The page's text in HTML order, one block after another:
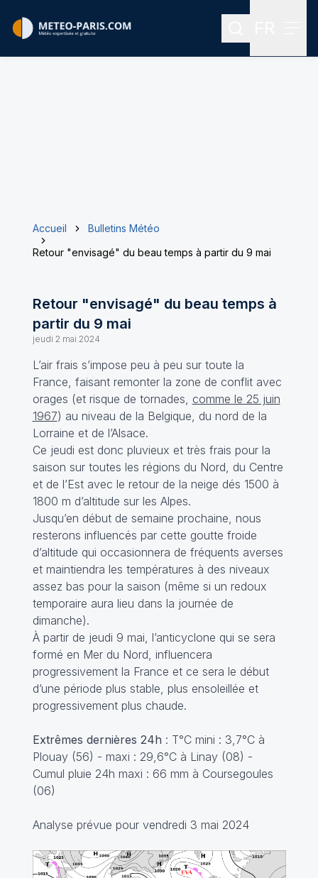
Rechercher
Accueil
Bulletins Météo
Retour "envisagé" du beau temps à partir du 9 mai
Retour "envisagé" du beau temps à
partir du 9 mai
jeudi 2 mai 2024
L’air frais s’impose peu à peu sur toute la
France, faisant remonter la zone de conflit avec
orages (et risque de tornades, comme le 25 juin
1967) au niveau de la Belgique, du nord de la
Lorraine et de l’Alsace.
Ce jeudi est donc pluvieux et très frais pour la
saison sur toutes les régions du Nord, du Centre
et de l’Est avec le retour de la neige dés 1500 à
1800 m d’altitude sur les Alpes.
Jusqu’en début de semaine prochaine, nous
resterons influencés par cette goutte froide
d’altitude qui occasionnera de fréquents averses
et maintiendra les températures à des niveaux
assez bas pour la saison (même si un redoux
temporaire aura lieu dans la journée de
dimanche).
À partir de jeudi 9 mai, l’anticyclone qui se sera
formé en Mer du Nord, influencera
progressivement la France et ce sera le début
d’une période plus stable, plus ensoleillée et
progressivement plus chaude.
Extrêmes dernières 24h : T°C mini : 3,7°C à
Plouay (56) - maxi : 29,6°C à Linay (08) -
Cumul pluie 24h maxi : 66 mm à Coursegoules
(06)
Analyse prévue pour vendredi 3 mai 2024